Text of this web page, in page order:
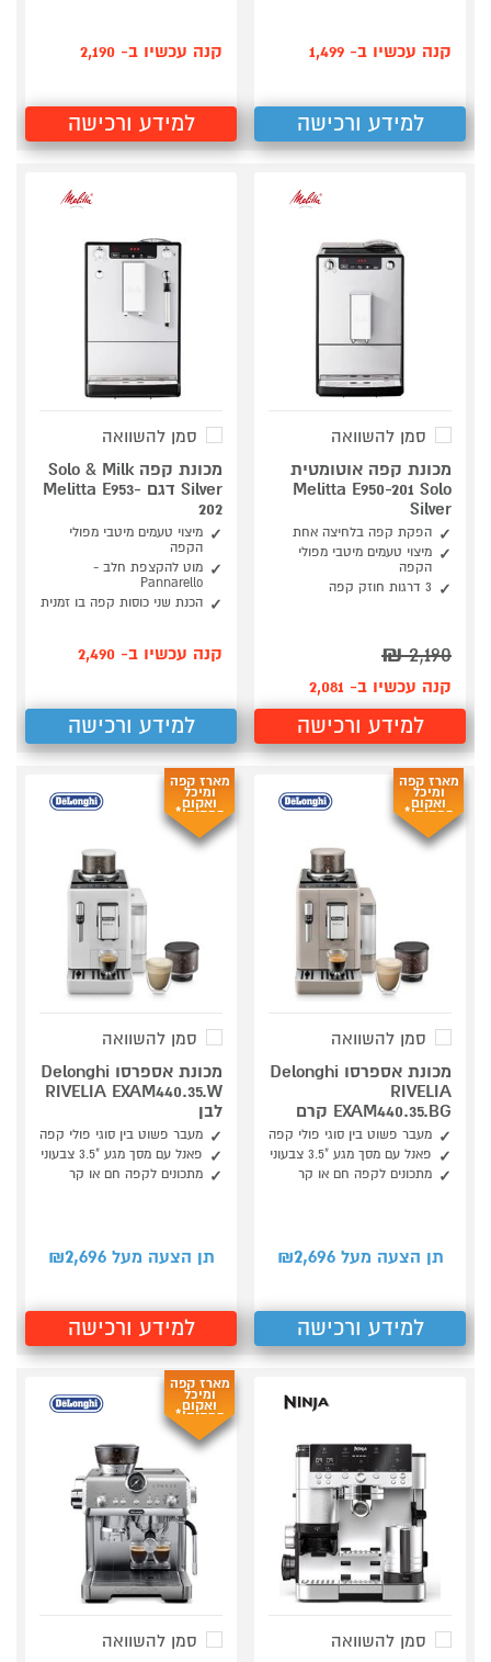
קנה עכשיו ב- 1,499
למידע ורכישה
קנה עכשיו ב- 2,190
למידע ורכישה
סמן להשוואה
מכונת קפה אוטומטית
Melitta E950-201 Solo
Silver
הפקת קפה בלחיצה אחת
מיצוי טעמים מיטבי מפולי
הקפה
3 דרגות חוזק קפה
2,190
₪
קנה עכשיו ב- 2,081
למידע ורכישה
סמן להשוואה
מכונת קפה Solo & Milk
Silver דגם Melitta E953-
202
מיצוי טעמים מיטבי מפולי
הקפה
מוט להקצפת חלב -
Pannarello
הכנת שני כוסות קפה בו זמנית
קנה עכשיו ב- 2,490
למידע ורכישה
מארז קפה
ומיכל
ואקום
במתנה!*
סמן להשוואה
מכונת אספרסו Delonghi
RIVELIA
EXAM440.35.BG קרם
מעבר פשוט בין סוגי פולי קפה
פאנל עם מסך מגע "3.5 צבעוני
מתכונים לקפה חם או קר
תן הצעה מעל ₪ 2,696
למידע ורכישה
מארז קפה
ומיכל
ואקום
במתנה!*
סמן להשוואה
מכונת אספרסו Delonghi
RIVELIA EXAM440.35.W
לבן
מעבר פשוט בין סוגי פולי קפה
פאנל עם מסך מגע "3.5 צבעוני
מתכונים לקפה חם או קר
תן הצעה מעל ₪ 2,696
למידע ורכישה
סמן להשוואה
מארז קפה
ומיכל
ואקום
במתנה!*
סמן להשוואה